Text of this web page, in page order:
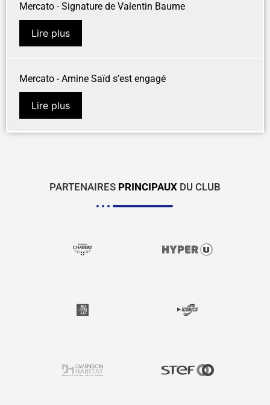
Mercato - Signature de Valentin Baume
Lire plus
Mercato - Amine Saïd s’est engagé
Lire plus
PARTENAIRES PRINCIPAUX DU CLUB